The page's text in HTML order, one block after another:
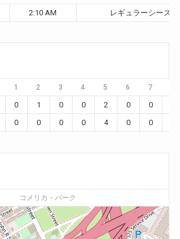
2:10 AM レギュラーシーズン
1 2 3 4 5 6 7
0 1 0 0 2 0 0
0 0 0 0 4 0 0
コメリカ・パーク